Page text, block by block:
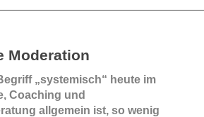
Moderation
„systemisch“ heute im
Coaching und
allgemein ist, so wenig